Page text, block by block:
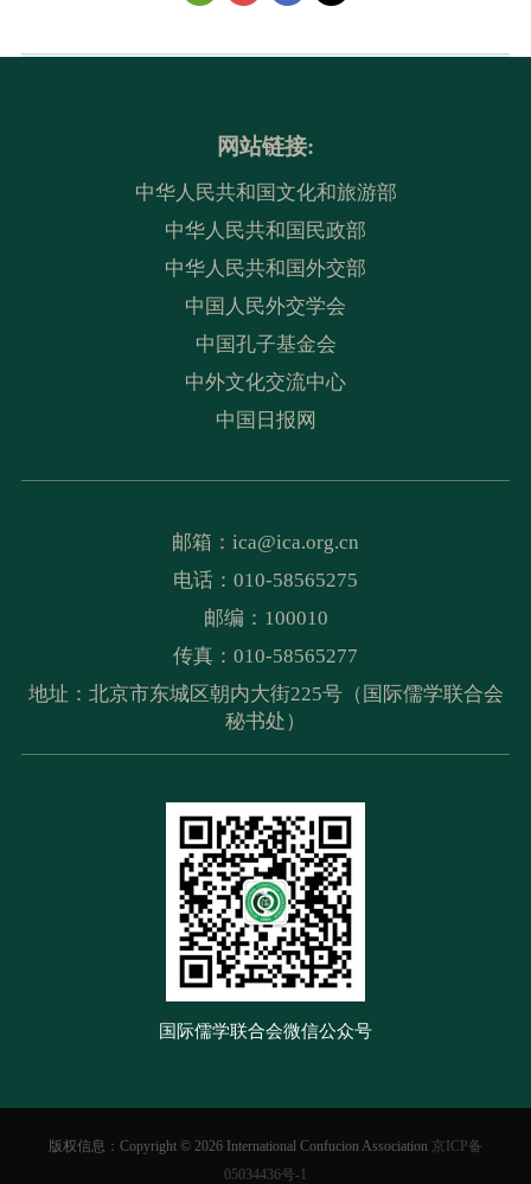
网站链接:
中华人民共和国文化和旅游部
中华人民共和国民政部
中华人民共和国外交部
中国人民外交学会
中国孔子基金会
中外文化交流中心
中国日报网
邮箱： ica@ica.org.cn
电话：010-58565275
邮编：100010
传真：010-58565277
地址：北京市东城区朝内大街225号（国际儒学联合会
秘书处）
国际儒学联合会微信公众号
版权信息：Copyright © 2026 International Confucion Association 京ICP备
05034436号-1